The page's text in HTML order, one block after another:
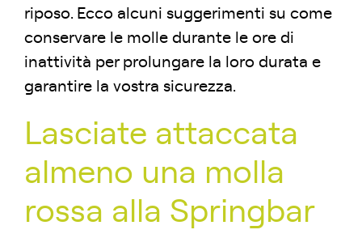
riposo. Ecco alcuni suggerimenti su come
conservare le molle durante le ore di
inattività per prolungare la loro durata e
garantire la vostra sicurezza.
Lasciate attaccata
almeno una molla
rossa alla Springbar